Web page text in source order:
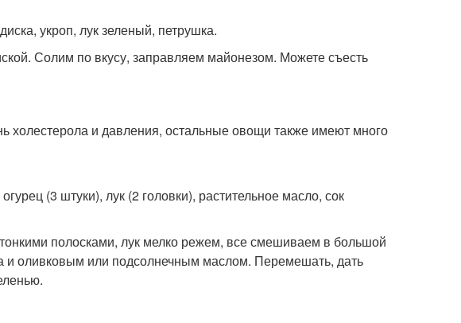
укроп, лук зеленый, петрушка.
Солим по вкусу, заправляем майонезом. Можете съесть
холестерола и давления, остальные овощи также имеют много
(3 штуки), лук (2 головки), растительное масло, сок
полосками, лук мелко режем, все смешиваем в большой
оливковым или подсолнечным маслом. Перемешать, дать